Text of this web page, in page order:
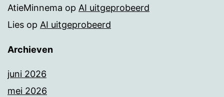
AtieMinnema op AI uitgeprobeerd
Lies op AI uitgeprobeerd
Archieven
juni 2026
mei 2026